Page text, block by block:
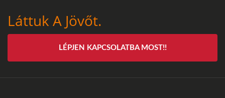
Láttuk A Jövőt.
LÉPJEN KAPCSOLATBA MOST!!